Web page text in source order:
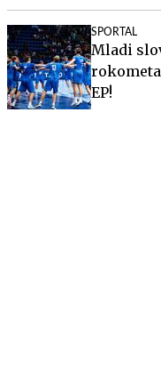
SPORTAL
Mladi
EP!